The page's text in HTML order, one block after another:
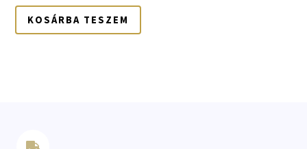
KOSÁRBA TESZEM